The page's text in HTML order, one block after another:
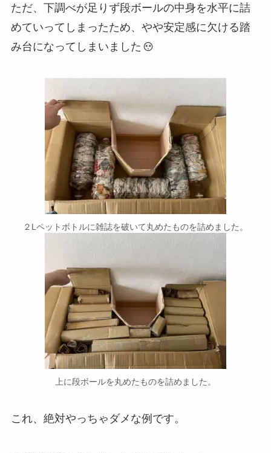
ただ、下調べが足りず段ボールの中身を水平に詰
めていってしまったため、やや安定感に欠ける踏
み台になってしまいました
２Lペットボトルに雑誌を破いて丸めたものを詰めました。
上に段ボールを丸めたものを詰めました。
これ、絶対やっちゃダメな例です。